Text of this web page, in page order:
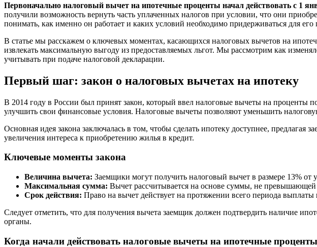
Первоначально налоговый вычет на ипотечные проценты начал действовать с 1
получили возможность вернуть часть уплаченных налогов при условии, что они
понимать, как именно он работает и каких условий необходимо придерживаться для его
В статье мы расскажем о ключевых моментах, касающихся налоговых вычетов на
извлекать максимальную выгоду из предоставляемых льгот. Мы рассмотрим как
учитывать при подаче налоговой декларации.
Первый шаг: закон о налоговых вычетах на ипотеку
В 2014 году в России был принят закон, который ввел налоговые вычеты на
улучшить свои финансовые условия. Налоговые вычеты позволяют уменьшить
Основная идея закона заключалась в том, чтобы сделать ипотеку доступнее,
увеличения интереса к приобретению жилья в кредит.
Ключевые моменты закона
Величина вычета: Заемщики могут получить налоговый вычет в размере 13% от
Максимальная сумма: Вычет рассчитывается на основе суммы, не
Срок действия: Право на вычет действует на протяжении всего периода
Следует отметить, что для получения вычета заемщик должен подтвердить наличие
органы.
Когда начали действовать налоговые вычеты на ипотечные